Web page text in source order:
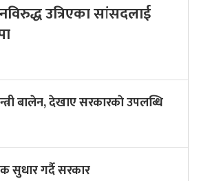
उत्रिएका सांसदलाई
बालेन, देखाए सरकारकाे उपलब्धि
सुधार गर्दै सरकार